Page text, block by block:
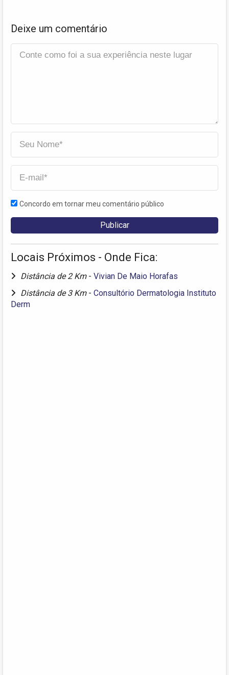
Deixe um comentário
Concordo em tornar meu comentário público
Locais Próximos - Onde Fica:
Distância de 2 Km - Vivian De Maio Horafas
Distância de 3 Km - Consultório Dermatologia Instituto
Derm